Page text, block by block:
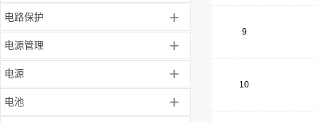
电路保护 +
电源管理 +
电源 +
电池 +
9
10